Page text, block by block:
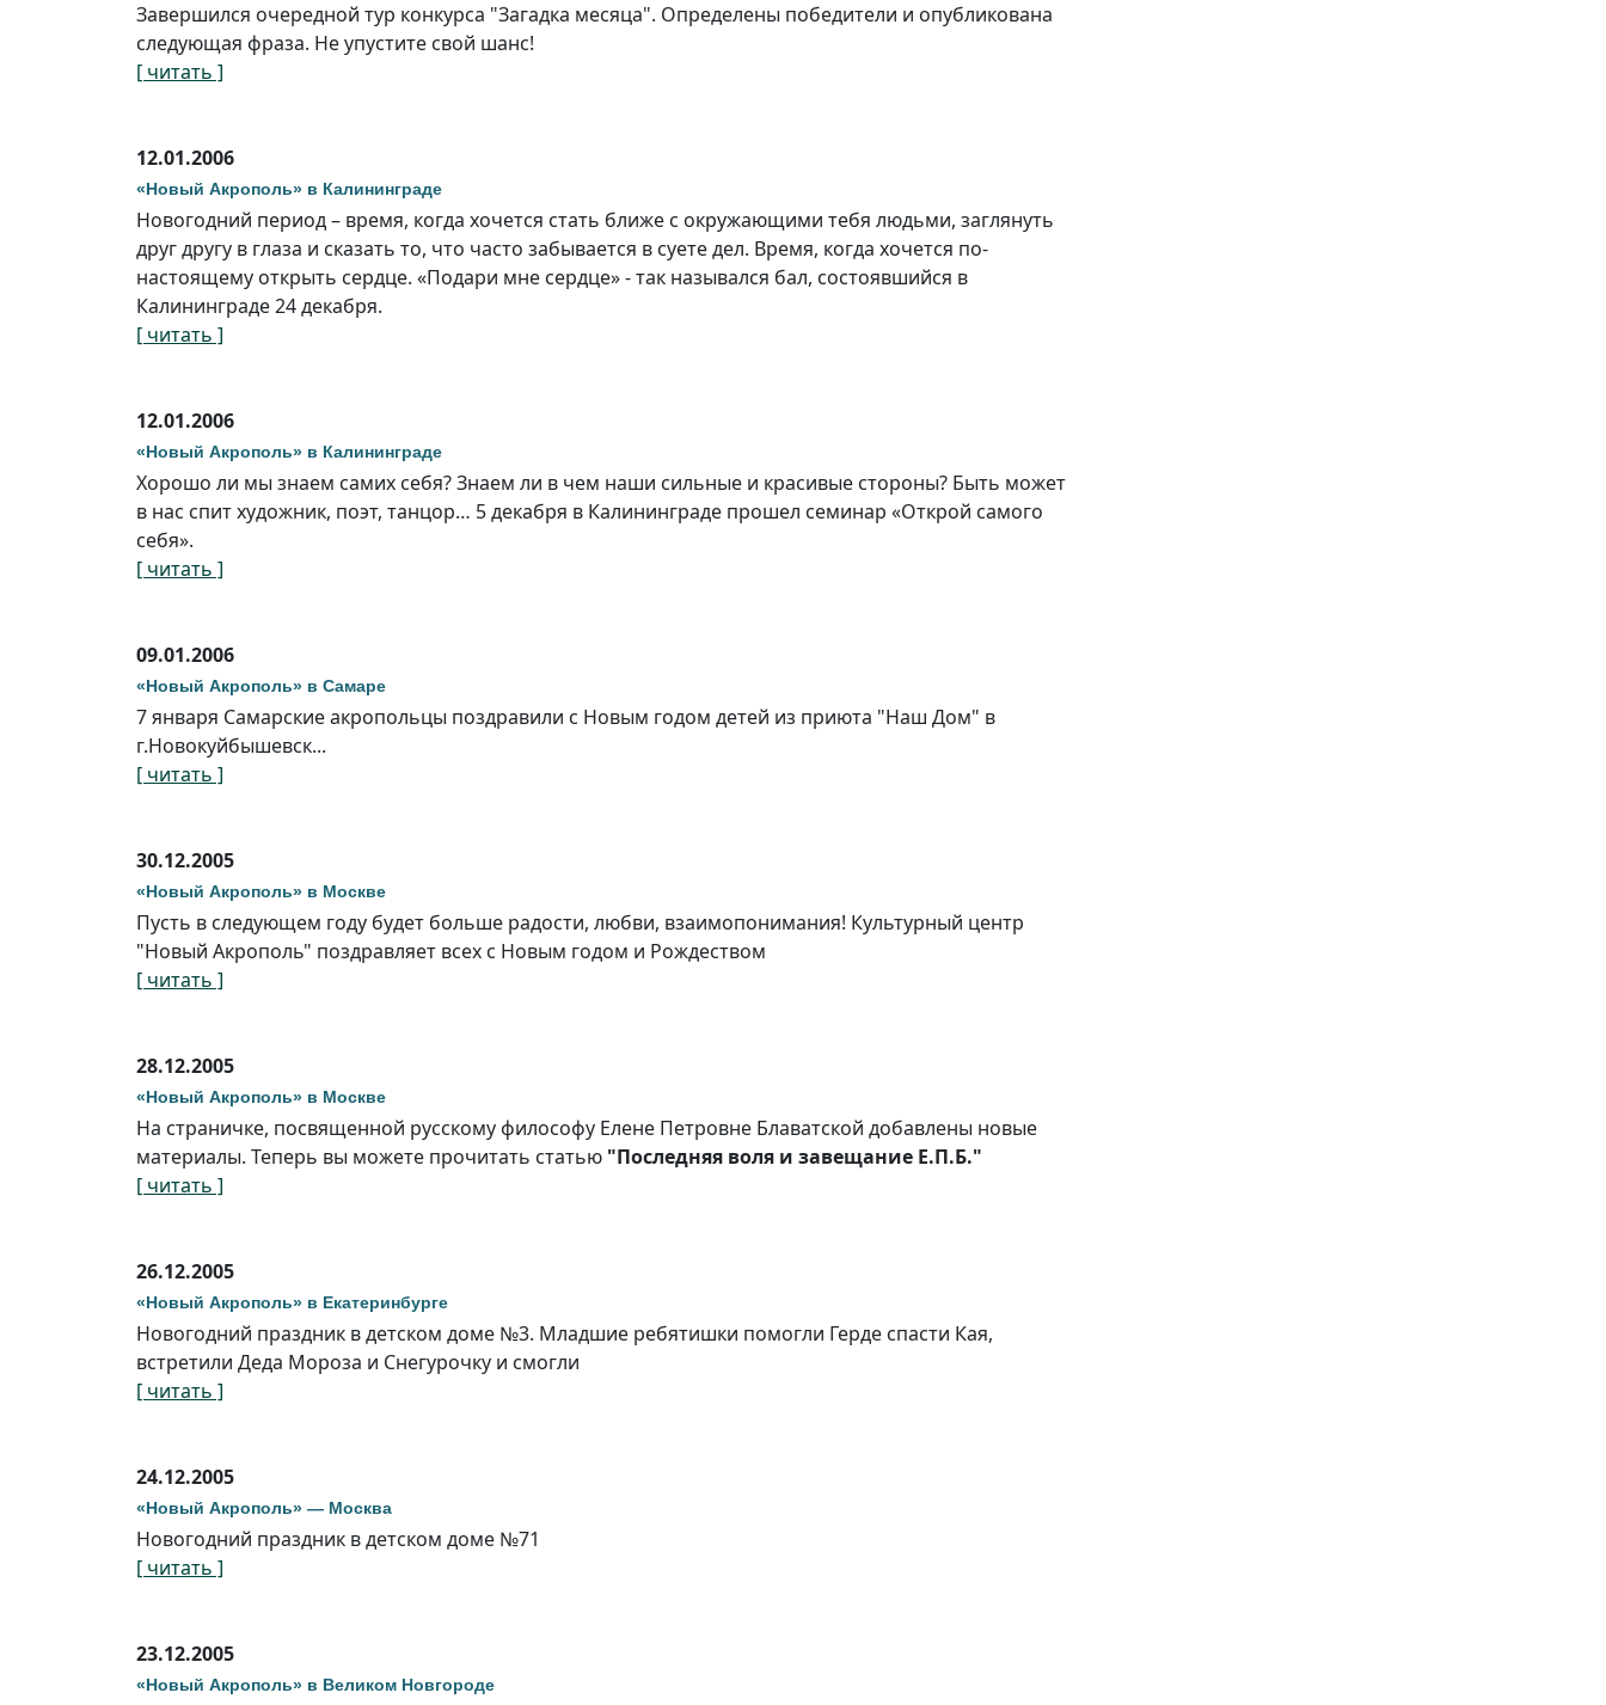
Завершился очередной тур конкурса "Загадка месяца". Определены победители и опубликована
следующая фраза. Не упустите свой шанс!
[ читать ]
12.01.2006
«Новый Акрополь» в Калининграде
Новогодний период – время, когда хочется стать ближе с окружающими тебя людьми, заглянуть
друг другу в глаза и сказать то, что часто забывается в суете дел. Время, когда хочется по-
настоящему открыть сердце. «Подари мне сердце» - так назывался бал, состоявшийся в
Калининграде 24 декабря.
[ читать ]
12.01.2006
«Новый Акрополь» в Калининграде
Хорошо ли мы знаем самих себя? Знаем ли в чем наши сильные и красивые стороны? Быть может
в нас спит художник, поэт, танцор… 5 декабря в Калининграде прошел семинар «Открой самого
себя».
[ читать ]
09.01.2006
«Новый Акрополь» в Самаре
7 января Самарские акропольцы поздравили с Новым годом детей из приюта "Наш Дом" в
г.Новокуйбышевск...
[ читать ]
30.12.2005
«Новый Акрополь» в Москве
Пусть в следующем году будет больше радости, любви, взаимопонимания! Культурный центр
"Новый Акрополь" поздравляет всех с Новым годом и Рождеством
[ читать ]
28.12.2005
«Новый Акрополь» в Москве
На страничке, посвященной русскому философу Елене Петровне Блаватской добавлены новые
материалы. Теперь вы можете прочитать статью "Последняя воля и завещание Е.П.Б."
[ читать ]
26.12.2005
«Новый Акрополь» в Екатеринбурге
Новогодний праздник в детском доме №3. Младшие ребятишки помогли Герде спасти Кая,
встретили Деда Мороза и Снегурочку и смогли
[ читать ]
24.12.2005
«Новый Акрополь» — Москва
Новогодний праздник в детском доме №71
[ читать ]
23.12.2005
«Новый Акрополь» в Великом Новгороде